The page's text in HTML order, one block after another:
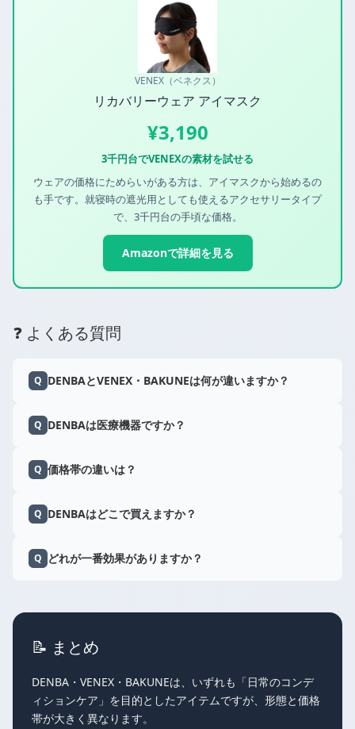
VENEX（ベネクス）
リカバリーウェア アイマスク
¥3,190
3千円台でVENEXの素材を試せる
ウェアの価格にためらいがある方は、アイマスクから始めるの
も手です。就寝時の遮光用としても使えるアクセサリータイプ
で、3千円台の手頃な価格。
Amazonで詳細を見る
❓ よくある質問
Q DENBAとVENEX・BAKUNEは何が違いますか？
Q DENBAは医療機器ですか？
Q 価格帯の違いは？
Q DENBAはどこで買えますか？
Q どれが一番効果がありますか？
📝 まとめ
DENBA・VENEX・BAKUNEは、いずれも「日常のコンデ
ィションケア」を目的としたアイテムですが、形態と価格
帯が大きく異なります。